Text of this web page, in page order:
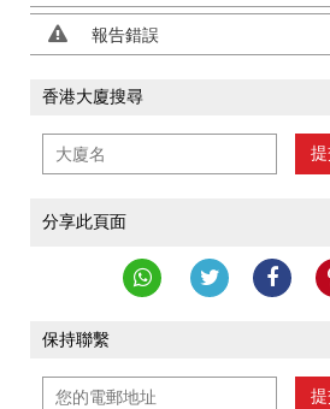
報告錯誤
香港大廈搜尋
分享此頁面
保持聯繫